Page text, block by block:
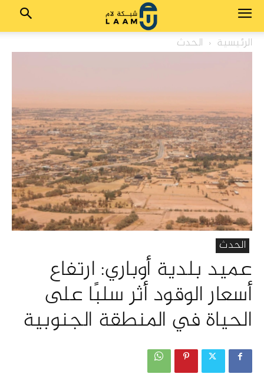
الرئيسية الحدث
الحدث
عميد بلدية أوباري: ارتفاع
أسعار الوقود أثر سلبًا على
الحياة في المنطقة الجنوبية